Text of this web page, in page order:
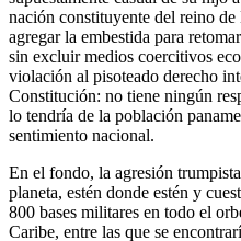
nación constituyente del reino
agregar la embestida para
sin excluir medios coercitivos
violación al pisoteado derecho
Constitución: no tiene ningún
lo tendría de la población
sentimiento nacional.
En el fondo, la agresión
planeta, estén donde estén y
800 bases militares en todo el
Caribe, entre las que se